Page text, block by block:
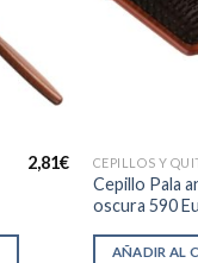
2,81€ CEPILLOS Y
Cepillo Pala
oscura 590
AÑADIR AL